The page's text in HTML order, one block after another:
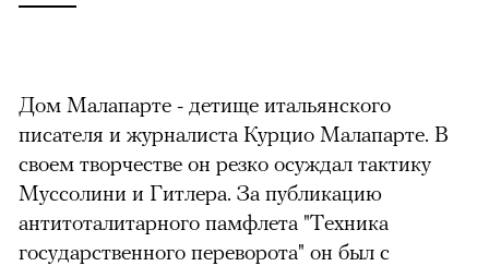
Дом Малапарте - детище итальянского
писателя и журналиста Курцио Малапарте. В
своем творчестве он резко осуждал тактику
Муссолини и Гитлера. За публикацию
антитоталитарного памфлета "Техника
государственного переворота" он был с